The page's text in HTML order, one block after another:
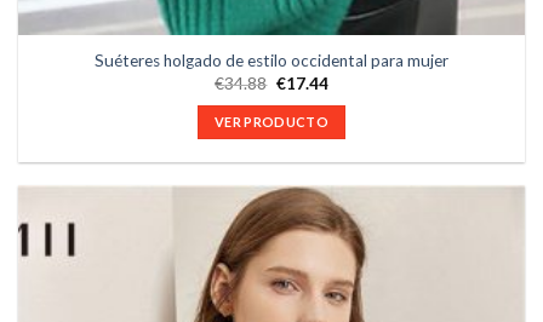
Suéteres holgado de estilo occidental para mujer
€34.88 €17.44
VER PRODUCTO